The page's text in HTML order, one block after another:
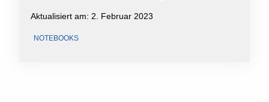
Aktualisiert am: 2. Februar 2023
NOTEBOOKS